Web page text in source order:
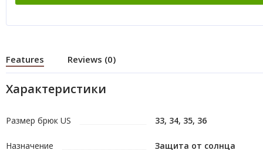
Features Reviews (0)
Характеристики
Размер брюк US 33, 34, 35, 36
Назначение Защита от солнца